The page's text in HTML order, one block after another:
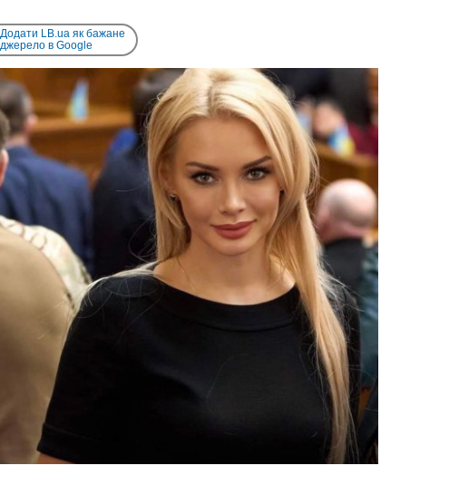
Додати LB.ua як бажане
джерело в Google